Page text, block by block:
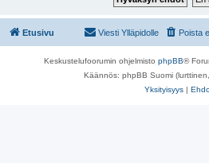
Etusivu Poista
Viesti Ylläpidolle
Keskustelufoorumin ohjelmisto phpBB®
Käännös: phpBB Suomi
Yksityisyys |